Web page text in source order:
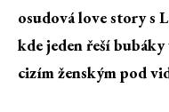
osudová love story s
kde jeden řeší
cizím ženským pod